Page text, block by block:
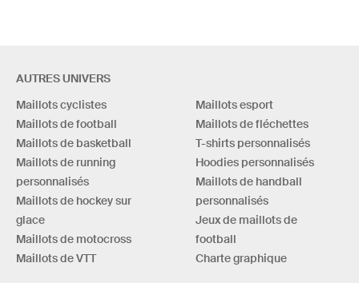
AUTRES UNIVERS
Maillots cyclistes
Maillots de football
Maillots de basketball
Maillots de running
personnalisés
Maillots de hockey sur
glace
Maillots de motocross
Maillots de VTT
Maillots esport
Maillots de fléchettes
T-shirts personnalisés
Hoodies personnalisés
Maillots de handball
personnalisés
Jeux de maillots de
football
Charte graphique